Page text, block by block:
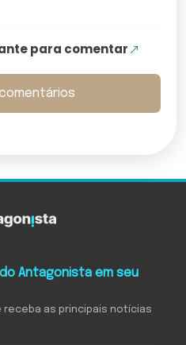
para comentar
Antagonista em seu
as principais notícias